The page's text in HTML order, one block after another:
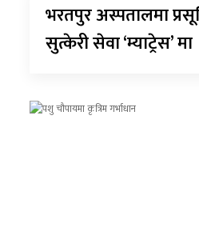
भरतपुर अस्पतालमा
सुत्केरी सेवा ‘म्याट्रेस’ मा